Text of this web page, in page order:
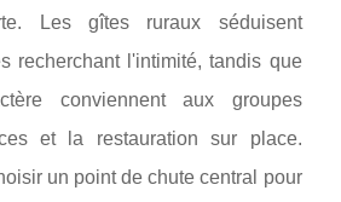
Les gîtes ruraux séduisent
recherchant l'intimité, tandis que
conviennent aux groupes
et la restauration sur place.
un point de chute central pour